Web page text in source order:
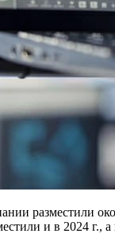
разместили
и в 2024 г.,